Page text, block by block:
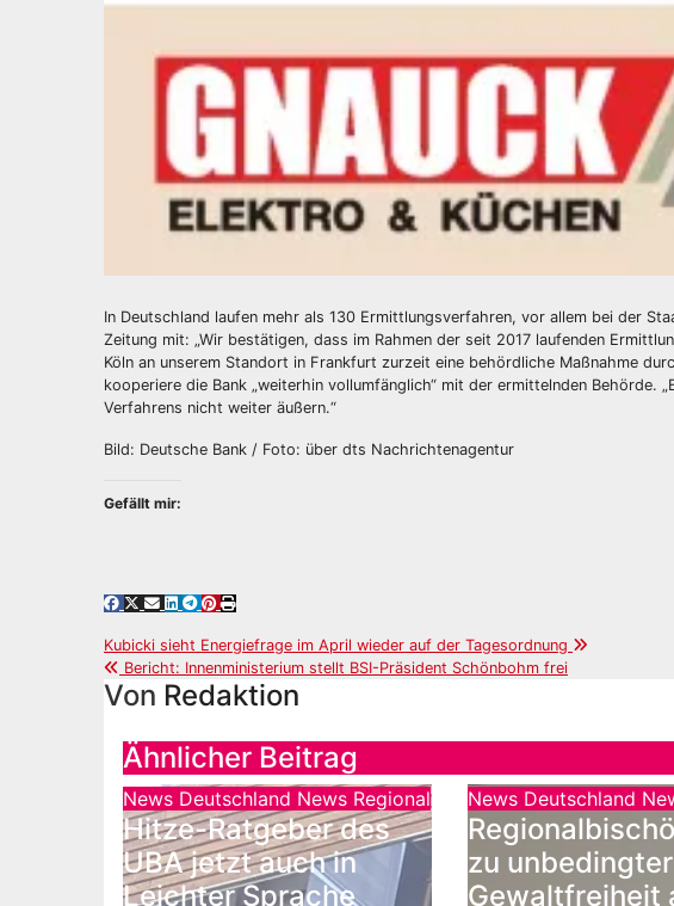
In Deutschland laufen mehr als 130 Ermittlungsverfahren, vor allem bei der
Zeitung mit: „Wir bestätigen, dass im Rahmen der seit 2017 laufenden
Köln an unserem Standort in Frankfurt zurzeit eine behördliche Maßnahme
kooperiere die Bank „weiterhin vollumfänglich“ mit der ermittelnden Behörde.
Verfahrens nicht weiter äußern.“
Bild: Deutsche Bank / Foto: über dts Nachrichtenagentur
Gefällt mir:
Beitragsnavigation
Kubicki sieht Energiefrage im April wieder auf der Tagesordnung
Bericht: Innenministerium stellt BSI-Präsident Schönbohm frei
Von Redaktion
Ähnlicher Beitrag
News Deutschland News Regional
Hitze-Ratgeber des
UBA jetzt auch in
Leichter Sprache
News Deutschland
zu unbedingter
Gewaltfreiheit